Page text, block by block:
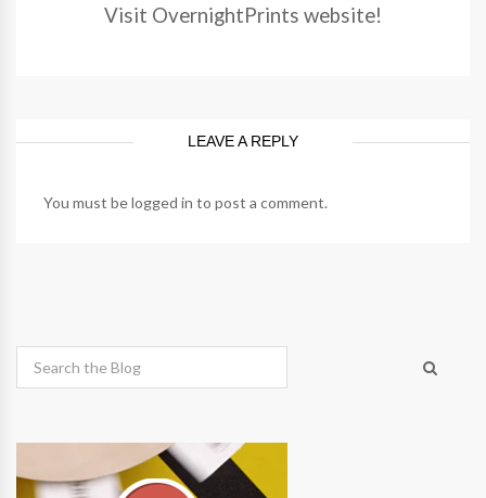
Visit OvernightPrints website!
LEAVE A REPLY
You must belogged in to post a comment.